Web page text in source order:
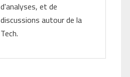
d'analyses, et de
discussions autour de la
Tech.